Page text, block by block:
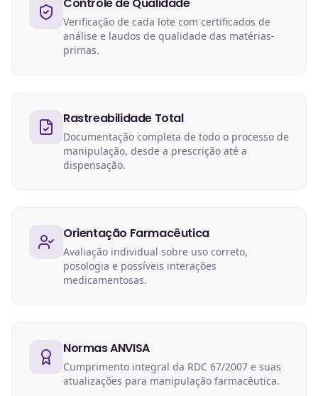
Verificação de cada lote com certificados de
análise e laudos de qualidade das matérias-
primas.
Rastreabilidade Total
Documentação completa de todo o processo de
manipulação, desde a prescrição até a
dispensação.
Orientação Farmacêutica
Avaliação individual sobre uso correto,
posologia e possíveis interações
medicamentosas.
Normas ANVISA
Cumprimento integral da RDC 67/2007 e suas
atualizações para manipulação farmacêutica.